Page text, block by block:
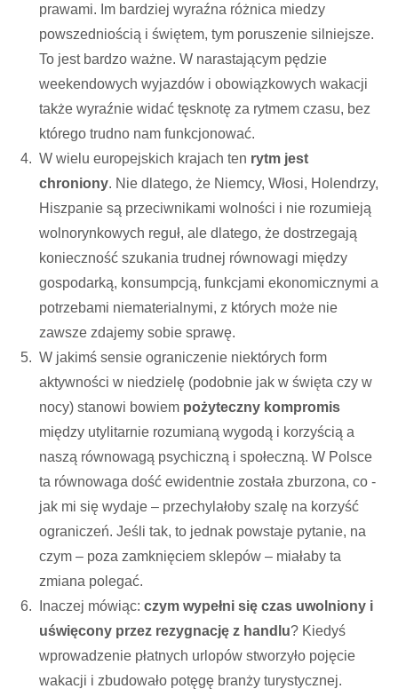
prawami. Im bardziej wyraźna różnica miedzy
powszedniością i świętem, tym poruszenie silniejsze.
To jest bardzo ważne. W narastającym pędzie
weekendowych wyjazdów i obowiązkowych wakacji
także wyraźnie widać tęsknotę za rytmem czasu, bez
którego trudno nam funkcjonować.
W wielu europejskich krajach ten rytm jest
chroniony. Nie dlatego, że Niemcy, Włosi, Holendrzy,
Hiszpanie są przeciwnikami wolności i nie rozumieją
wolnorynkowych reguł, ale dlatego, że dostrzegają
konieczność szukania trudnej równowagi między
gospodarką, konsumpcją, funkcjami ekonomicznymi a
potrzebami niematerialnymi, z których może nie
zawsze zdajemy sobie sprawę.
W jakimś sensie ograniczenie niektórych form
aktywności w niedzielę (podobnie jak w święta czy w
nocy) stanowi bowiem pożyteczny kompromis
między utylitarnie rozumianą wygodą i korzyścią a
naszą równowagą psychiczną i społeczną. W Polsce
ta równowaga dość ewidentnie została zburzona, co -
jak mi się wydaje – przechylałoby szalę na korzyść
ograniczeń. Jeśli tak, to jednak powstaje pytanie, na
czym – poza zamknięciem sklepów – miałaby ta
zmiana polegać.
Inaczej mówiąc: czym wypełni się czas uwolniony i
uświęcony przez rezygnację z handlu? Kiedyś
wprowadzenie płatnych urlopów stworzyło pojęcie
wakacji i zbudowało potęgę branży turystycznej.